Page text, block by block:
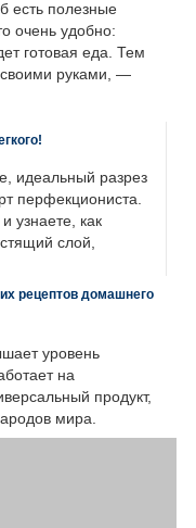
есть полезные
очень удобно:
готовая еда. Тем
своими руками, —
идеальный разрез
перфекциониста.
узнаете, как
слой,
рецептов домашнего
уровень
на
продукт,
мира.